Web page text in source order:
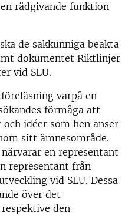
rådgivande funktion
de sakkunniga beakta
dokumentet Riktlinjer
vid SLU.
varpå en
förmåga att
idéer som hen anser
sitt ämnesområde.
en representant
representant från
vid SLU. Dessa
över det
den